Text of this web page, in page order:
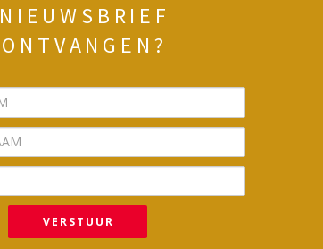
NIEUWSBRIEF
ONTVANGEN?